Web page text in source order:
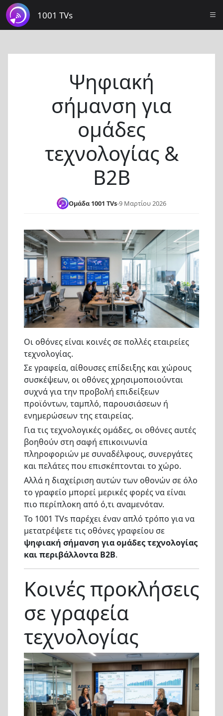
1001 TVs
Ψηφιακή
σήμανση για
ομάδες
τεχνολογίας &
B2B
Ομάδα 1001 TVs-9 Μαρτίου 2026
Οι οθόνες είναι κοινές σε πολλές εταιρείες
τεχνολογίας.
Σε γραφεία, αίθουσες επίδειξης και χώρους
συσκέψεων, οι οθόνες χρησιμοποιούνται
συχνά για την προβολή επιδείξεων
προϊόντων, ταμπλό, παρουσιάσεων ή
ενημερώσεων της εταιρείας.
Για τις τεχνολογικές ομάδες, οι οθόνες αυτές
βοηθούν στη σαφή επικοινωνία
πληροφοριών με συναδέλφους, συνεργάτες
και πελάτες που επισκέπτονται το χώρο.
Αλλά η διαχείριση αυτών των οθονών σε όλο
το γραφείο μπορεί μερικές φορές να είναι
πιο περίπλοκη από ό,τι αναμενόταν.
Το 1001 TVs παρέχει έναν απλό τρόπο για να
μετατρέψετε τις οθόνες γραφείου σε
ψηφιακή σήμανση για ομάδες τεχνολογίας
και περιβάλλοντα B2B.
Κοινές προκλήσεις
σε γραφεία
τεχνολογίας